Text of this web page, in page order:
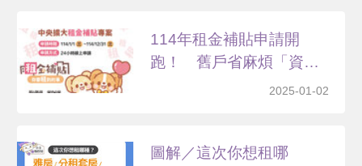
114年租金補貼申請開
跑！ 舊戶省麻煩「資料
2025-01-02
圖解／這次你想租哪